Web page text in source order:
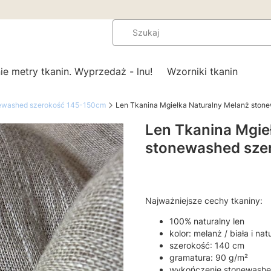
metry tkanin. Wyprzedaż - lnu! Wzorniki tkanin
szerokość 145-150cm Len Tkanina Mgiełka Naturalny Melanż
Len Tkanina
stonewashed
Najważniejsze cechy tkaniny:
100% naturalny len
kolor: melanż / biała i
szerokość: 140 cm
gramatura: 90 g/m²